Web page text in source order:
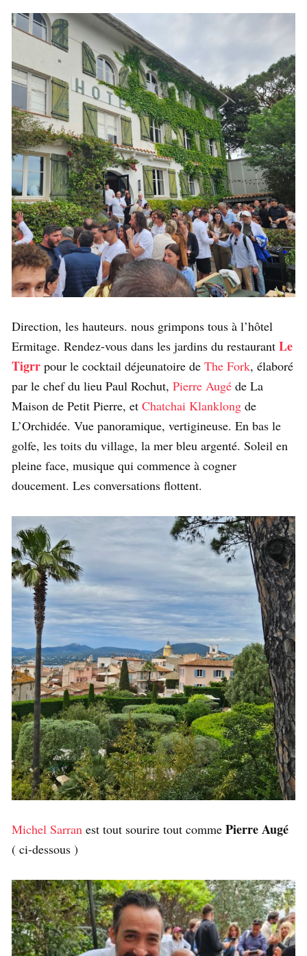
Direction, les hauteurs. nous grimpons tous à l’hôtel
Ermitage. Rendez-vous dans les jardins du restaurant Le
Tigrr pour le cocktail déjeunatoire de The Fork, élaboré
par le chef du lieu Paul Rochut, Pierre Augé de La
Maison de Petit Pierre, et Chatchai Klanklong de
L’Orchidée. Vue panoramique, vertigineuse. En bas le
golfe, les toits du village, la mer bleu argenté. Soleil en
pleine face, musique qui commence à cogner
doucement. Les conversations flottent.
Michel Sarran est tout sourire tout comme Pierre Augé
( ci-dessous )